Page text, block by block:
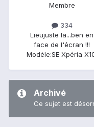
Membre
334
Lieujuste la...ben en
face de l'écran !!!
Modèle:SE Xpéria
Archivé
Ce sujet est